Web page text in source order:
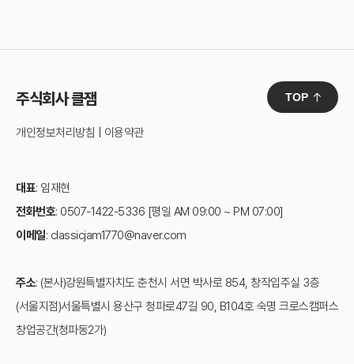
주식회사 클잼
개인정보처리방침 이용약관
대표: 임재현
전화번호: 0507-1422-5336 [평일 AM 09:00 ~ PM 07:00]
이메일: classicjam1770@naver.com
주소: (본사)강원특별자치도 춘천시 서면 박사로 854, 창작입주실 3층
(서울지점)서울특별시 용산구 청파로47길 90, B104호 숙명 크로스캠퍼스
창업공간(청파동2가)
TOP